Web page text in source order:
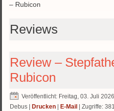
– Rubicon
Reviews
Review –
Rubicon
Veröffentlicht: Freitag, 03. Juli
Debus
Drucken E-Mail | Zugriffe: 381